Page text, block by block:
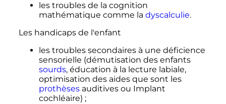
les troubles de la cognition
mathématique comme la dyscalculie.
Les handicaps de l'enfant
les troubles secondaires à une déficience
sensorielle (démutisation des enfants
sourds, éducation à la lecture labiale,
optimisation des aides que sont les
prothèsesauditives ou Implant
cochléaire) ;